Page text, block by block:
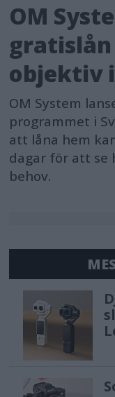
OM
objektiv
OM System
programmet i
att låna hem
dagar för att se
behov.